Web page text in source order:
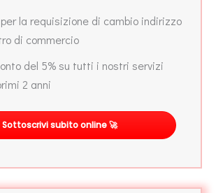
la requisizione di cambio indirizzo
di commercio
del 5% su tutti i nostri servizi
2 anni
Sottoscrivi subito online 🚀